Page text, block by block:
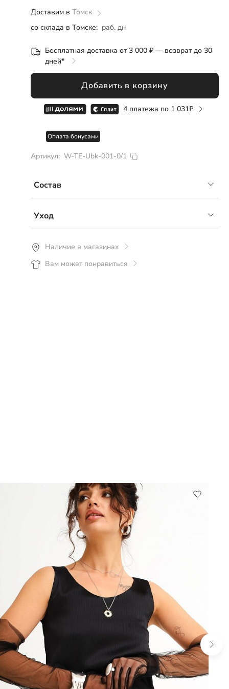
42
46
50
Доставим в Томск
со склада в Томске: раб. дн
Бесплатная доставка от 3 000 ₽ — возврат до 30
дней*
Добавить в корзину
4 платежа по 1 031
Оплата бонусами
Артикул: W-TE-Ubk-001-0/1
Состав
Шелк жатый, 20% вискоза 80% полиэстер
Уход
Рекомендуется ручная или деликатная
машинная стирка, вывернув изделие
наизнанку, при температуре не более 30°С.
Наличие в магазинах
Вам может понравиться